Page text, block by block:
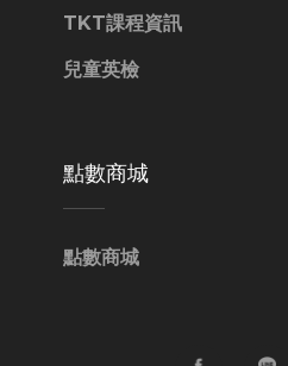
TKT課程資訊
兒童英檢
點數商城
點數商城